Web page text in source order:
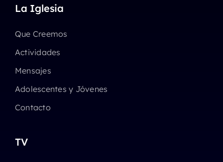
La Iglesia
Que Creemos
Actividades
Mensajes
Adolescentes y Jóvenes
Contacto
TV